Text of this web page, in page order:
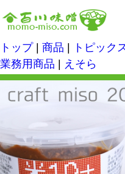
トップ| 商品 トピック
業務用商品
えそら